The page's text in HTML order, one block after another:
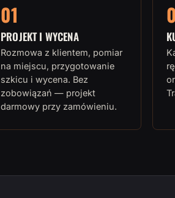
01
PROJEKT I WYCENA
Rozmowa z klientem, pomiar
na miejscu, przygotowanie
szkicu i wycena. Bez
zobowiązań — projekt
darmowy przy zamówieniu.